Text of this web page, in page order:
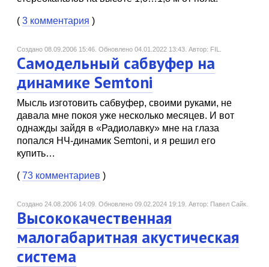
( 3 комментария )
Создано 08.09.2006 15:46. Обновлено 04.01.2022 13:43. Автор: FIL.
Самодельный сабвуфер на
динамике Semtoni
Мысль изготовить сабвуфер, своими руками, не
давала мне покоя уже несколько месяцев. И вот
однажды зайдя в «Радиолавку» мне на глаза
попался НЧ-динамик Semtoni, и я решил его
купить…
( 73 комментариев )
Создано 24.08.2006 14:09. Обновлено 09.02.2024 19:19. Автор: Павел Сайк.
Высококачественная
малогабаритная акустическая
система